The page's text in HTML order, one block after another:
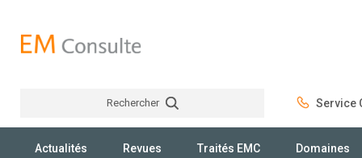
Rechercher Service
Actualités Revues Traités EMC Domaines